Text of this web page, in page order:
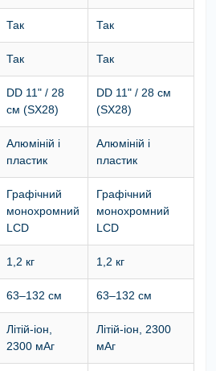
Так Так
Так Так
DD 11" / 28
см (SX28)
DD 11" / 28 см
(SX28)
Алюміній і
пластик
Алюміній і
пластик
Графічний
монохромний
LCD
Графічний
монохромний
LCD
1,2 кг 1,2 кг
63–132 см 63–132 см
Літій-іон,
2300 мАг
Літій-іон, 2300
мАг